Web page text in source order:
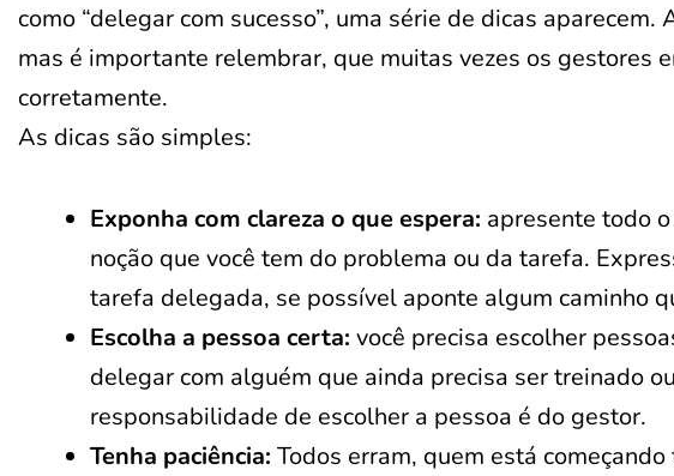
como “delegar com sucesso”, uma série de dicas
mas é importante relembrar, que muitas vezes os gestores
corretamente.
As dicas são simples:
Exponha com clareza o que espera: apresente todo
noção que você tem do problema ou da tarefa.
tarefa delegada, se possível aponte algum caminho
Escolha a pessoa certa: você precisa escolher
delegar com alguém que ainda precisa ser treinado
responsabilidade de escolher a pessoa é do gestor.
Tenha paciência: Todos erram, quem está